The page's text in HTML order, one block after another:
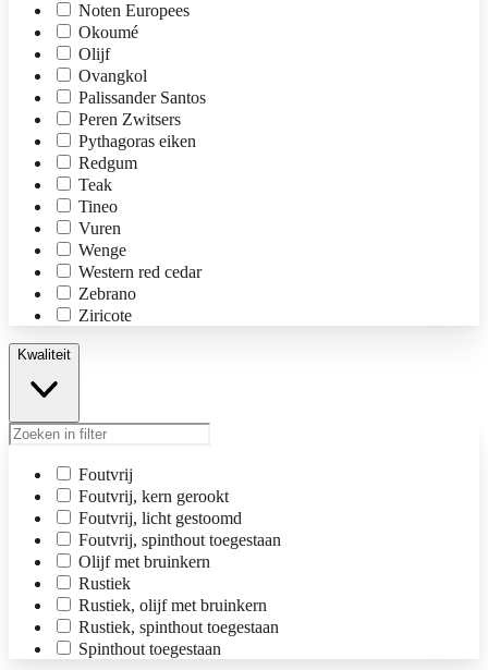
Noten Europees
Okoumé
Olijf
Ovangkol
Palissander Santos
Peren Zwitsers
Pythagoras eiken
Redgum
Teak
Tineo
Vuren
Wenge
Western red cedar
Zebrano
Ziricote
Kwaliteit
Foutvrij
Foutvrij, kern gerookt
Foutvrij, licht gestoomd
Foutvrij, spinthout toegestaan
Olijf met bruinkern
Rustiek
Rustiek, olijf met bruinkern
Rustiek, spinthout toegestaan
Spinthout toegestaan